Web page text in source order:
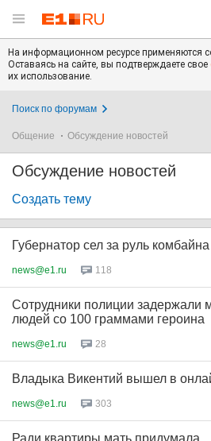
На информационном ресурсе применяются
Оставаясь на сайте, вы подтверждаете свое
их использование.
Поиск по форумам
Общение Обсуждение новостей
Обсуждение новостей
Создать тему
Губернатор сел за руль комбайна
news@e1.ru 118
Сотрудники полиции задержали
людей со 100 граммами героина
news@e1.ru 28
Владыка Викентий вышел в
news@e1.ru 303
Ради квартиры мать придумала